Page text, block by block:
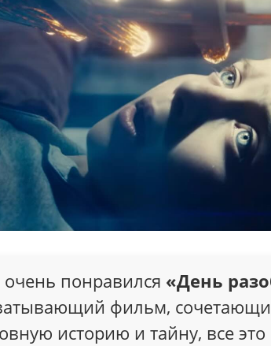
понравился «День
фильм,
историю и тайну, все это